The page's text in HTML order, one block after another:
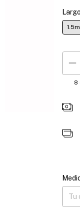
1.5m
8